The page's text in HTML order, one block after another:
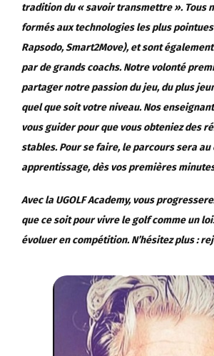
tradition du « savoir transmettre ». Tous
formés aux technologies les plus
Rapsodo, Smart2Move), et sont
par de grands coachs. Notre volonté
partager notre passion du jeu, du plus
quel que soit votre niveau. Nos
vous guider pour que vous obteniez des
stables. Pour se faire, le parcours sera
apprentissage, dès vos premières
Avec la UGOLF Academy, vous
que ce soit pour vivre le golf comme un
évoluer en compétition. N’hésitez plus :